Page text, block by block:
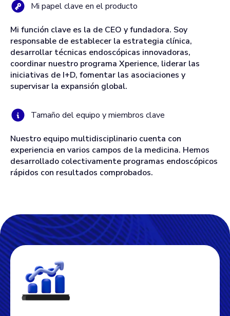
Mi papel clave en el producto
Mi función clave es la de CEO y fundadora. Soy
responsable de establecer la estrategia clínica,
desarrollar técnicas endoscópicas innovadoras,
coordinar nuestro programa Xperience, liderar las
iniciativas de I+D, fomentar las asociaciones y
supervisar la expansión global.
Tamaño del equipo y miembros clave
Nuestro equipo multidisciplinario cuenta con
experiencia en varios campos de la medicina. Hemos
desarrollado colectivamente programas endoscópicos
rápidos con resultados comprobados.